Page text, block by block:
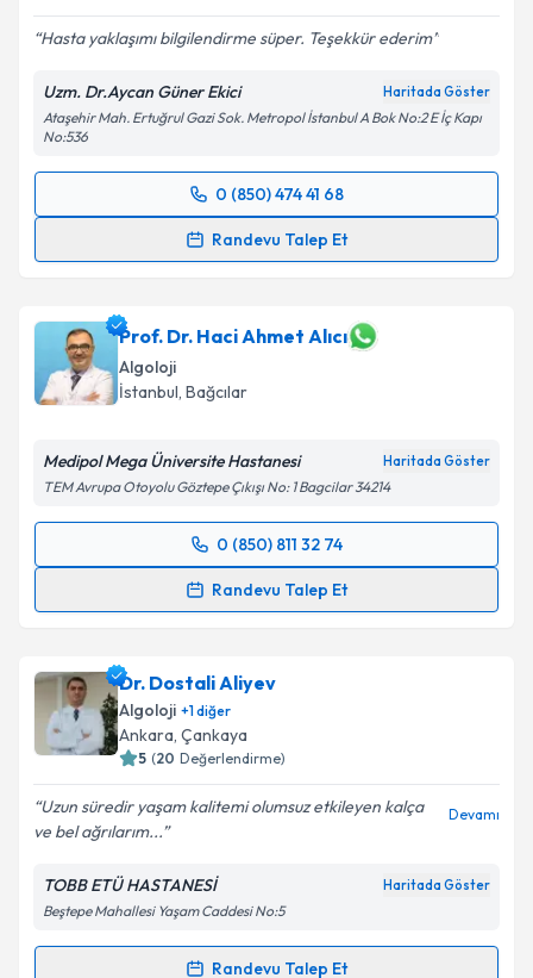
Kişisel verilerimin işlenmesine ilişkin
Aydınlatma
Metni'ni okudum ve kişisel verilerimin belirtilen
Takvim Talebini Gönder
Hasta yaklaşımı bilgilendirme süper. Teşekkür ederim
Uzm. Dr.Aycan Güner Ekici Haritada Göster
Ataşehir Mah. Ertuğrul Gazi Sok. Metropol İstanbul A Bok No:2 E İç Kapı
No:536
0 (850) 474 41 68
Randevu Talep Et
Randevu Takvimi Talebi
için bir takvim hazırlandığında e-posta ile
bilgilendireceğiz.
E-posta Adresiniz
Kişisel verilerimin işlenmesine ilişkinAydınlatma
'ni okudum ve kişisel verilerimin belirtilen
kapsamda işlenmesini kabul ediyorum.
Prof. Dr. Haci Ahmet Alıcı
Algoloji
İstanbul, Bağcılar
Medipol Mega Üniversite Hastanesi Haritada Göster
TEM Avrupa Otoyolu Göztepe Çıkışı No: 1 Bagcilar 34214
0 (850) 811 32 74
Randevu Talep Et
Randevu Takvimi Talebi
takvim hazırlandığında e-posta ile bilgilendireceğiz.
E-posta Adresiniz
Metni
'ni okudum ve kişisel verilerimin belirtilen
kapsamda işlenmesini kabul ediyorum.
Takvim Talebini Gönder
Dr. Dostali Aliyev
Algoloji +1diğer
Ankara, Çankaya
5 (20 Değerlendirme)
Uzun süredir yaşam kalitemi olumsuz etkileyen kalça
ve bel ağrılarım...
Devamı
TOBB ETÜ HASTANESİ Haritada Göster
Beştepe Mahallesi Yaşam Caddesi No:5
Randevu Talep Et